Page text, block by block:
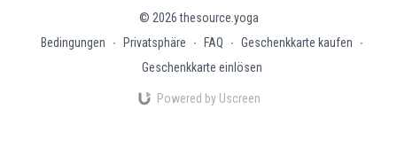
© 2026 thesource.yoga
Bedingungen
∙ Privatsphäre ∙ FAQ ∙ Geschenkkarte kaufen
∙
Geschenkkarte einlösen
Powered by Uscreen